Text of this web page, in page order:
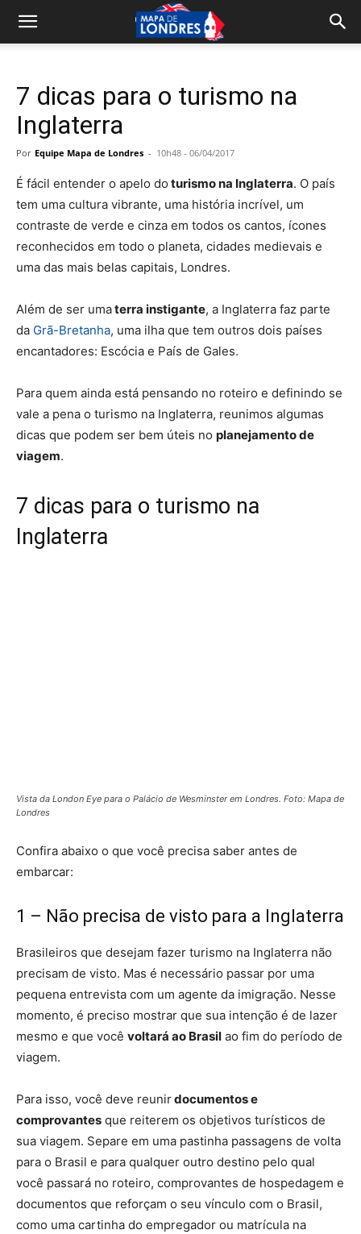
7 dicas para o turismo na
Inglaterra
Por Equipe Mapa de Londres - 10h48 - 06/04/2017
É fácil entender o apelo do turismo na Inglaterra. O país
tem uma cultura vibrante, uma história incrível, um
contraste de verde e cinza em todos os cantos, ícones
reconhecidos em todo o planeta, cidades medievais e
uma das mais belas capitais, Londres.
Além de ser umaterra instigante, a Inglaterra faz parte
da Grã-Bretanha, uma ilha que tem outros dois países
encantadores: Escócia e País de Gales.
Para quem ainda está pensando no roteiro e definindo se
vale a pena o turismo na Inglaterra, reunimos algumas
dicas que podem ser bem úteis no planejamento de
viagem.
7 dicas para o turismo na
Inglaterra
Vista da London Eye para o Palácio de Wesminster em Londres. Foto: Mapa de
Londres
Confira abaixo o que você precisa saber antes de
embarcar:
1 – Não precisa de visto para a Inglaterra
Brasileiros que desejam fazer turismo na Inglaterra não
precisam de visto. Mas é necessário passar por uma
pequena entrevista com um agente da imigração. Nesse
momento, é preciso mostrar que sua intenção é de lazer
mesmo e que você voltará ao Brasil ao fim do período de
viagem.
Para isso, você deve reunirdocumentos e
comprovantes que reiterem os objetivos turísticos de
sua viagem. Separe em uma pastinha passagens de volta
para o Brasil e para qualquer outro destino pelo qual
você passará no roteiro, comprovantes de hospedagem e
documentos que reforçam o seu vínculo com o Brasil,
como uma cartinha do empregador ou matrícula na